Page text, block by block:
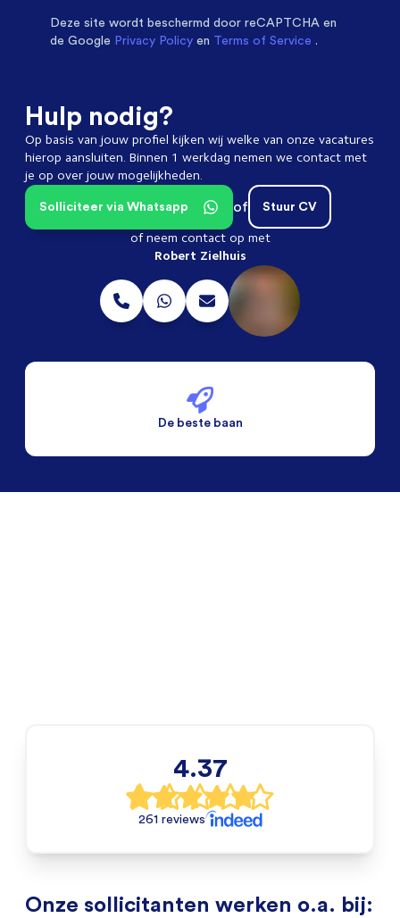
Deze site wordt beschermd door reCAPTCHA en
de Google Privacy Policy en Terms of Service .
Hulp nodig?
Op basis van jouw profiel kijken wij welke van onze vacatures
hierop aansluiten. Binnen 1 werkdag nemen we contact met
je op over jouw mogelijkheden.
Stuur CV
of
Solliciteer via Whatsapp
of neem contact op met
Robert Zielhuis
De beste baan
4.37
261 reviews
Onze sollicitanten werken o.a. bij: